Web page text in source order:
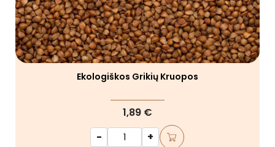
Ekologiškos Grikių Kruopos
1,89 €
-
+